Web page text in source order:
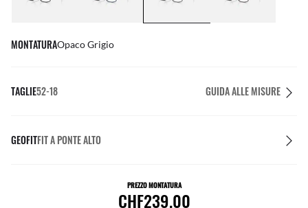
MONTATURAOpaco Grigio
TAGLIE52-18 GUIDA ALLE MISURE
GEOFITFIT A PONTE ALTO
PREZZO MONTATURA
CHF239.00